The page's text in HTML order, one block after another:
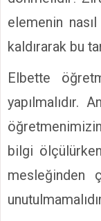
elemenin
kaldırarak bu
Elbette
yapılmalıdır.
bilgi
mesleğinden